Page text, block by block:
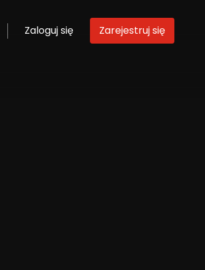
Zaloguj się Zarejestruj się